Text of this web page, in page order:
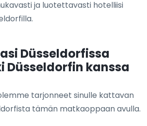
ja luotettavasti hotelliisi
Düsseldorfissa
Düsseldorfin kanssa
tarjonneet sinulle kattavan
tämän matkaoppaan avulla.